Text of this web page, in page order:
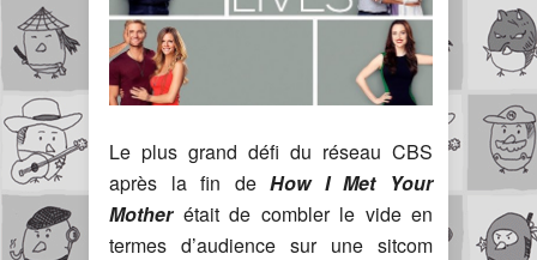
Le plus grand défi du réseau CBS
après la fin deHow I Met Your
Motherétait de combler le vide en
termes d’audience sur une sitcom